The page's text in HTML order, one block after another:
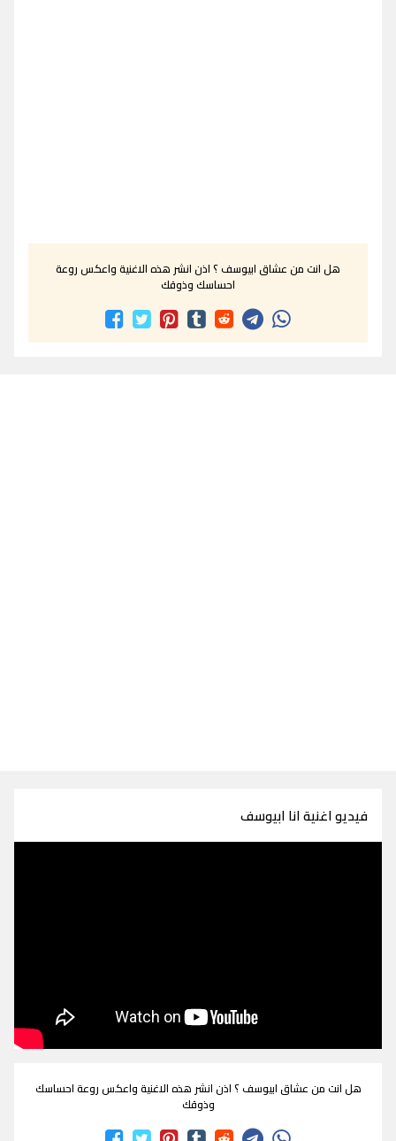
هل انت من عشاق ابيوسف ؟ اذن انشر هذه الاغنية واعكس روعة
احساسك وذوقك
فيديو اغنية انا ابيوسف
هل انت من عشاق ابيوسف ؟ اذن انشر هذه الاغنية واعكس روعة احساسك
وذوقك